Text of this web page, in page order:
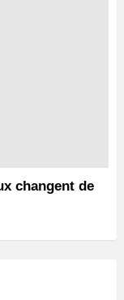
changent de